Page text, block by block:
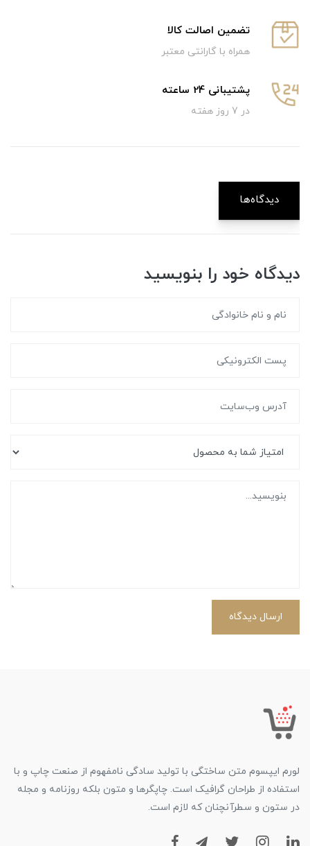
تضمین اصالت کالا
همراه با گارانتی معتبر
پشتیبانی 24 ساعته
در 7 روز هفته
دیدگاه‌ها
دیدگاه خود را بنویسید
ارسال دیدگاه
لورم ایپسوم متن ساختگی با تولید سادگی نامفهوم از صنعت چاپ و با
استفاده از طراحان گرافیک است. چاپگرها و متون بلکه روزنامه و مجله
در ستون و سطرآنچنان که لازم است.